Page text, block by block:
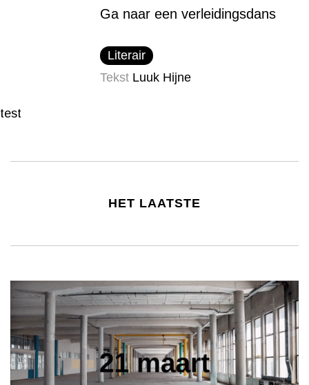
Ga naar een verleidingsdans
Literair
Tekst Luuk Hijne
test
HET LAATSTE